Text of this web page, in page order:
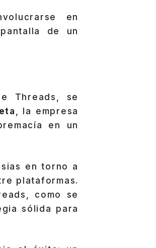
en
de un
Threads, se
, la empresa
en un
en torno a
plataformas.
como se
sólida para